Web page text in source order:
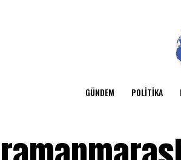
GÜNDEM POLITIKA